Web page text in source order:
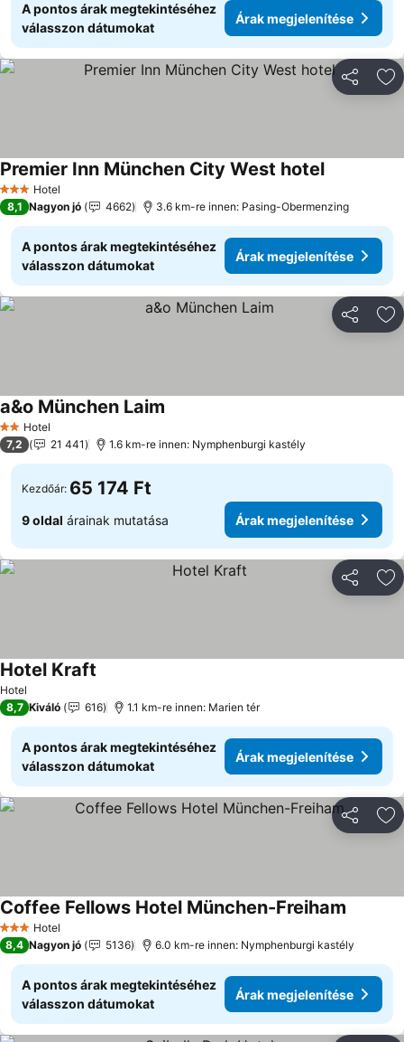
A pontos árak megtekintéséhez
válasszon dátumokat
Árak megjelenítése
3 Kategória
Hotel
Premier Inn München City West hotelÁrak
8,1 Nagyon jó 4662 3.6 km-re innen: Pasing-Obermenzing
A pontos árak megtekintéséhez
válasszon dátumokat
Árak megjelenítése
2 Kategória
Hotel
a&o München Laim
7,2 21 441 1.6 km-re innen: Nymphenburgi kastély
Kezdőár: 65 174 Ft
9 oldal árainak mutatása Árak megjelenítése
Hotel
Hotel Kraft
8,7 Kiváló 616 1.1 km-re innen: Marien tér
A pontos árak megtekintéséhez
válasszon dátumokat
Árak megjelenítése
3 Kategória
Hotel
Coffee Fellows Hotel München-Freiham
8,4 Nagyon jó 5136 6.0 km-re innen: Nymphenburgi kastély
A pontos árak megtekintéséhez
válasszon dátumokat
Árak megjelenítése